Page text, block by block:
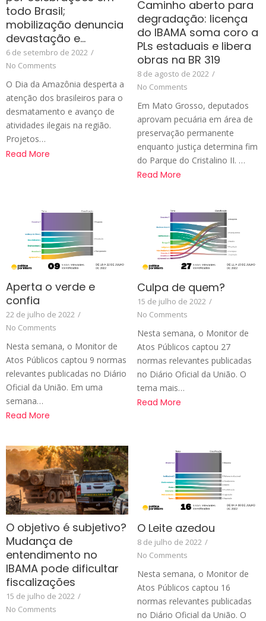
todo Brasil;
mobilização denuncia
devastação e…
6 de setembro de 2022 /
No Comments
O Dia da Amazônia desperta a
atenção dos brasileiros para o
desmatamento e avanço de
atividades ilegais na região.
Projetos…
Read More
Caminho aberto para
degradação: licença
do IBAMA soma coro a
PLs estaduais e libera
obras na BR 319
8 de agosto de 2022 /
No Comments
Em Mato Grosso, deputados
aprovam pecuária em área de
preservação permanente
enquanto justiça determina fim
do Parque do Cristalino II. …
Read More
Aperta o verde e
confia
22 de julho de 2022 /
No Comments
Nesta semana, o Monitor de
Atos Públicos captou 9 normas
relevantes publicadas no Diário
Oficial da União. Em uma
semana…
Read More
Culpa de quem?
15 de julho de 2022 /
No Comments
Nesta semana, o Monitor de
Atos Públicos captou 27
normas relevantes publicadas
no Diário Oficial da União. O
tema mais…
Read More
O objetivo é subjetivo?
Mudança de
entendimento no
IBAMA pode dificultar
fiscalizações
15 de julho de 2022 /
No Comments
O Leite azedou
8 de julho de 2022 /
No Comments
Nesta semana, o Monitor de
Atos Públicos captou 16
normas relevantes publicadas
no Diário Oficial da União. O